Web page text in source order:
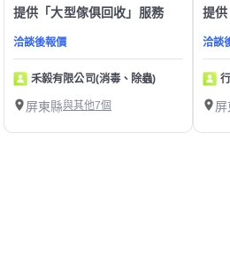
提供「大型傢俱回收」服務
洽談後報價
禾毅有限公司(消毒、除蟲)
屏東縣與其他7個
提
洽談